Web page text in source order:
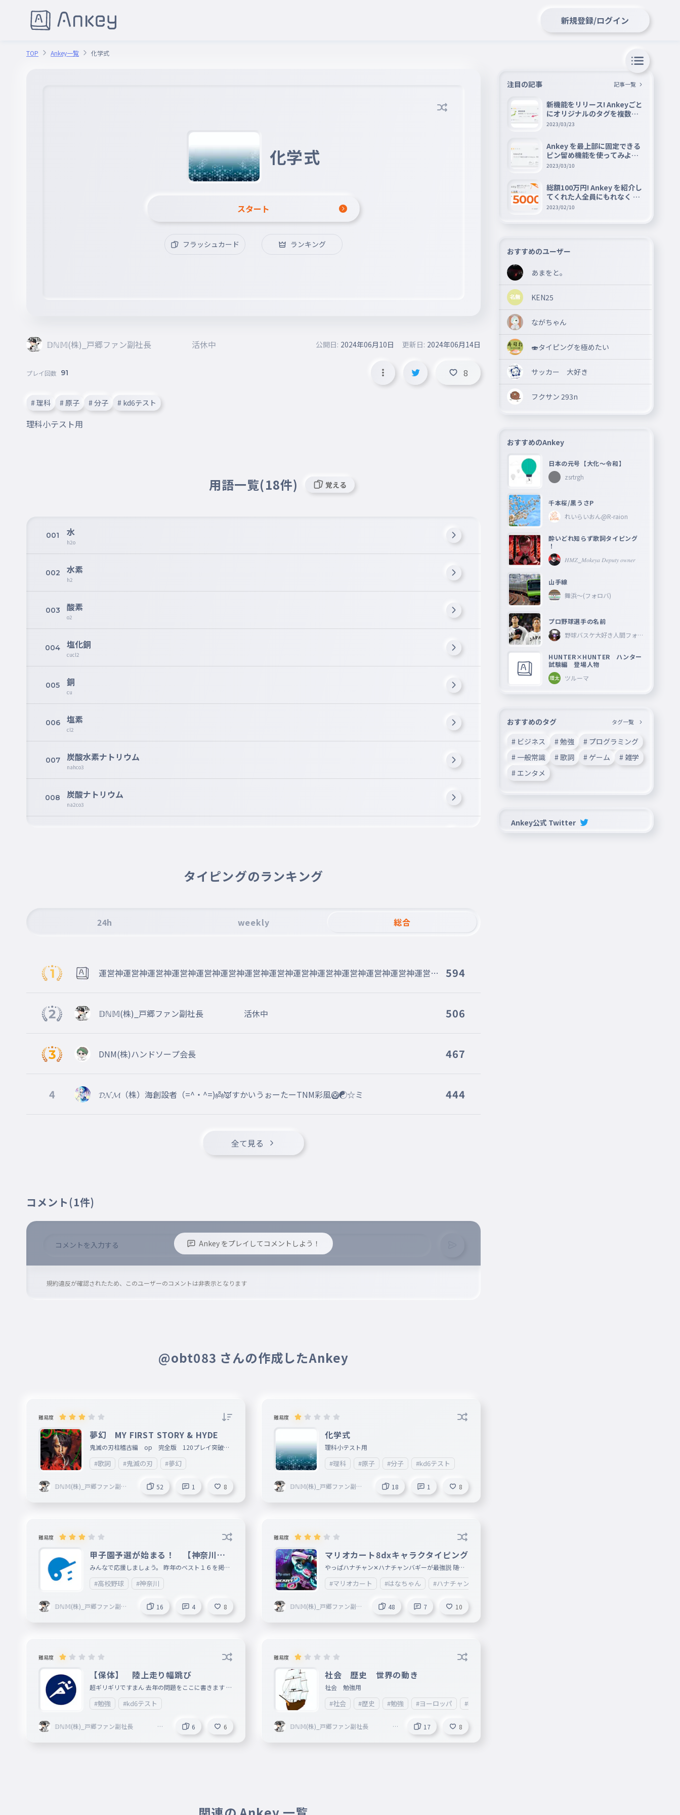
新規登録/ログイン
TOP Ankey一覧 化学式
化学式
スタート
フラッシュカード ランキング
𝔻ℕ𝕄(株)_戸郷ファン副社長 活休中 公開日: 2024年06月10日 更新日: 2024年06月14日
プレイ回数 91 8
# 理科 # 原子 # 分子 # kd6テスト
理科小テスト用
用語一覧(18件) 覚える
001 水
h2o
002 水素
h2
003 酸素
o2
004 塩化銅
cucl2
005 銅
cu
006 塩素
cl2
007 炭酸水素ナトリウム
nahco3
008 炭酸ナトリウム
na2co3
マグネシウム
014 酸化マグネシウム
015 炭素
016 硫化銅
タイピングのランキング
24h weekly 総合
運営神運営神運営神運営神運営神運営神運営神運営神運営神運営神運営神運営神運営神運営神
594
𝔻ℕ𝕄(株)_戸郷ファン副社長 活休中 506
DNM(株)ハンドソープ会長 467
4 𝓓𝓝𝓜（株）海創設者（=^・^=)👼👿すかいうぉーたーTNM彩風🥝☯☆ミ 444
全て見る
コメント (1件)
Ankey をプレイしてコメントしよう！
規約違反が確認されたため、このユーザーのコメントは非表示となります
@obt083 さんの作成したAnkey
難易度
夢幻 MY FIRST STORY & HYDE
鬼滅の刃柱稽古編 op 完全版 120プレイ突破ぁ
！！
#歌詞 #鬼滅の刃 #夢幻
𝔻ℕ𝕄(株)_戸郷ファン副社
52 1 8
難易度
化学式
理科小テスト用
#理科 #原子 #分子 #kd6テスト
𝔻ℕ𝕄(株)_戸郷ファン副社
18 1 8
難易度
甲子園予選が始まる！ 【神奈川の
強豪校タイピング】
みんなで応援しましょう。 昨年のベスト１６を掲載
しています。
#高校野球 #神奈川
𝔻ℕ𝕄(株)_戸郷ファン副社
16 4 8
難易度
マリオカート8dxキャラクタイピング
やっぱハナチャン✕ハナチャンバギーが最強説 随時
アプデしていきます。
#マリオカート #はなちゃん #ハナチャンバギー
𝔻ℕ𝕄(株)_戸郷ファン副社
48 7 10
難易度
【保体】 陸上走り幅跳び
超ギリギリですまん 去年の問題をここに書きます 問
１（ベリーロールの画像） 上の図の走り高跳びの名
称を何と呼ぶか。 問２走り幅跳びの跳び方を三つ答
#勉強 #kd6テスト
𝔻ℕ𝕄(株)_戸郷ファン副社長
6 6
難易度
社会 歴史 世界の動き
社会 勉強用
#社会 #歴史 #勉強 #ヨーロッパ #kd6テスト
𝔻ℕ𝕄(株)_戸郷ファン副社長
17 8
注目の記事 記事一覧
新機能をリリース! Ankeyごと
にオリジナルのタグを複数設
定できる『タグ機能』を紹介
2023/03/23
Ankey を最上部に固定できる
ピン留め機能を使ってみよう
📌
2023/03/10
総額100万円! Ankey を紹介し
てくれた人全員にもれなく A
mazon ギフト券 5000 円分を
2023/02/10
おすすめのユーザー
あまをと。
KEN25
ながちゃん
🍣タイピングを極めたい
サッカー 大好き
フクサン 293n
おすすめのAnkey
日本の元号【大化〜令和】
zsrtrgh
千本桜/黒うさP
れいらいおん@R-raion
酔いどれ知らず歌詞タイピング
！
𝐻𝑀𝑍_𝑀𝑜𝑘𝑒𝑦𝑎 𝐷𝑒𝑝𝑢𝑡𝑦 𝑜𝑤𝑛𝑒𝑟
山手線
舞浜〜(フォロバ)
プロ野球選手の名前
野球バスケ大好き人間フォロ
HUNTER×HUNTER ハンター
試験編 登場人物
ツルーマ
おすすめのタグ タグ一覧
# ビジネス # 勉強
# プログラミング
# 一般常識
# 歌詞 # ゲーム
# 雑学
# エンタメ
Ankey公式 Twitter